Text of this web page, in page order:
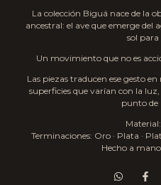
La colección Biguá nace de la
ancestral: el ave que emerge del
sol para
Un movimiento que no es
Las piezas traducen ese gesto
superficies que varían con la
punto de
Terminaciones: Oro · Plata ·
Hecho a